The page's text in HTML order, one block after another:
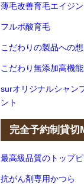
薄毛改善育毛エイジ
フルボ酸育毛
こだわりの製品への
こだわり無添加高機
surオリジナルシャン
ント
完全予約制貸切
最高級品質のトップ
抗がん剤専用かつら